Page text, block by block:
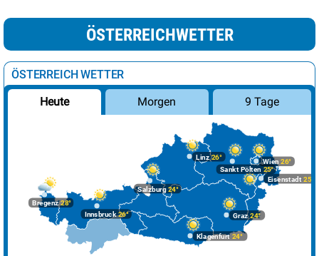
ÖSTERREICHWETTER
ÖSTERREICH WETTER
Heute Morgen 9 Tage
Bregenz28°
Graz24°
Innsbruck26°
Klagenfurt 24°
Linz26°
Salzburg24°
Wien 26°
Eisenstadt 25°
Sankt Pölten 25°